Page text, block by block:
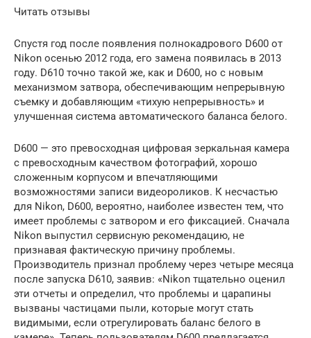
Читать отзывы
Спустя год после появления полнокадрового D600 от
Nikon осенью 2012 года, его замена появилась в 2013
году. D610 точно такой же, как и D600, но с новым
механизмом затвора, обеспечивающим непрерывную
съемку и добавляющим «тихую непрерывность» и
улучшенная система автоматического баланса белого.
D600 — это превосходная цифровая зеркальная камера
с превосходным качеством фотографий, хорошо
сложенным корпусом и впечатляющими
возможностями записи видеороликов. К несчастью
для Nikon, D600, вероятно, наиболее известен тем, что
имеет проблемы с затвором и его фиксацией. Сначала
Nikon выпустил сервисную рекомендацию, не
признавая фактическую причину проблемы.
Производитель признал проблему через четыре месяца
после запуска D610, заявив: «Nikon тщательно оценил
эти отчеты и определил, что проблемы и царапины
вызваны частицами пыли, которые могут стать
видимыми, если отрегулировать баланс белого в